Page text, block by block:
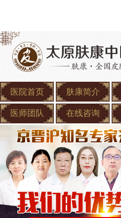
医院首页 肤康简介
医师团队 在线咨询